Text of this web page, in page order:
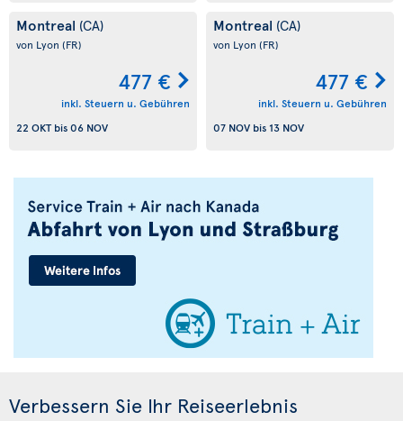
Montreal (CA)
von Lyon (FR)
477 €
inkl. Steuern u. Gebühren
22 OKTbis06 NOV
Montreal (CA)
von Lyon (FR)
477 €
inkl. Steuern u. Gebühren
07 NOV bis 13 NOV
Verbessern Sie Ihr Reiseerlebnis